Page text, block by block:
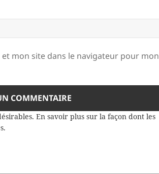
mon site dans le navigateur pour mon
En savoir plus sur la façon dont les
.